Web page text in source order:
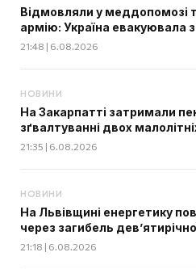
Відмовляли у меддопомозі
армію: Україна евакуювала
21:48 | 6.08.2026
НОВИНИ
На Закарпатті затримали
зґвалтуванні двох
21:35 | 6.08.2026
НОВИНИ
На Львівщині енергетику
через загибель
21:18 | 6.08.2026